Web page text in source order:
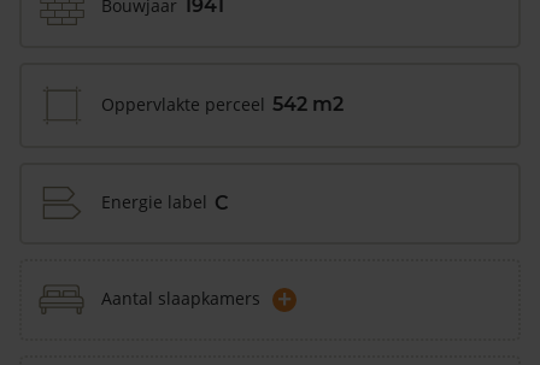
Bouwjaar 1941
Oppervlakte perceel 542 m2
Energie label C
Aantal slaapkamers +